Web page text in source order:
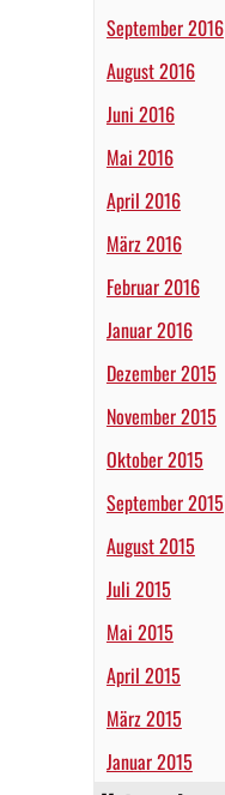
September 2016
August 2016
Juni 2016
Mai 2016
April 2016
März 2016
Februar 2016
Januar 2016
Dezember 2015
November 2015
Oktober 2015
September 2015
August 2015
Juli 2015
Mai 2015
April 2015
März 2015
Januar 2015